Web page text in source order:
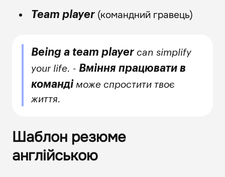
Team player (командний гравець)
Being a team player can simplify
your life. - Вміння працювати в
команді може спростити твоє
життя.
Шаблон резюме
англійською